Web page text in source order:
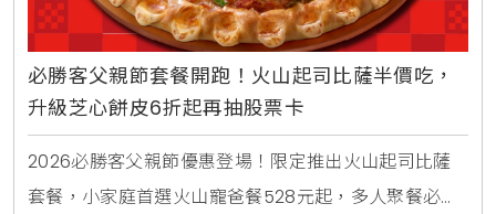
必勝客父親節套餐開跑！火山起司比薩半價吃，
升級芝心餅皮6折起再抽股票卡
2026必勝客父親節優惠登場！限定推出火山起司比薩
套餐，小家庭首選火山寵爸餐528元起，多人聚餐必備